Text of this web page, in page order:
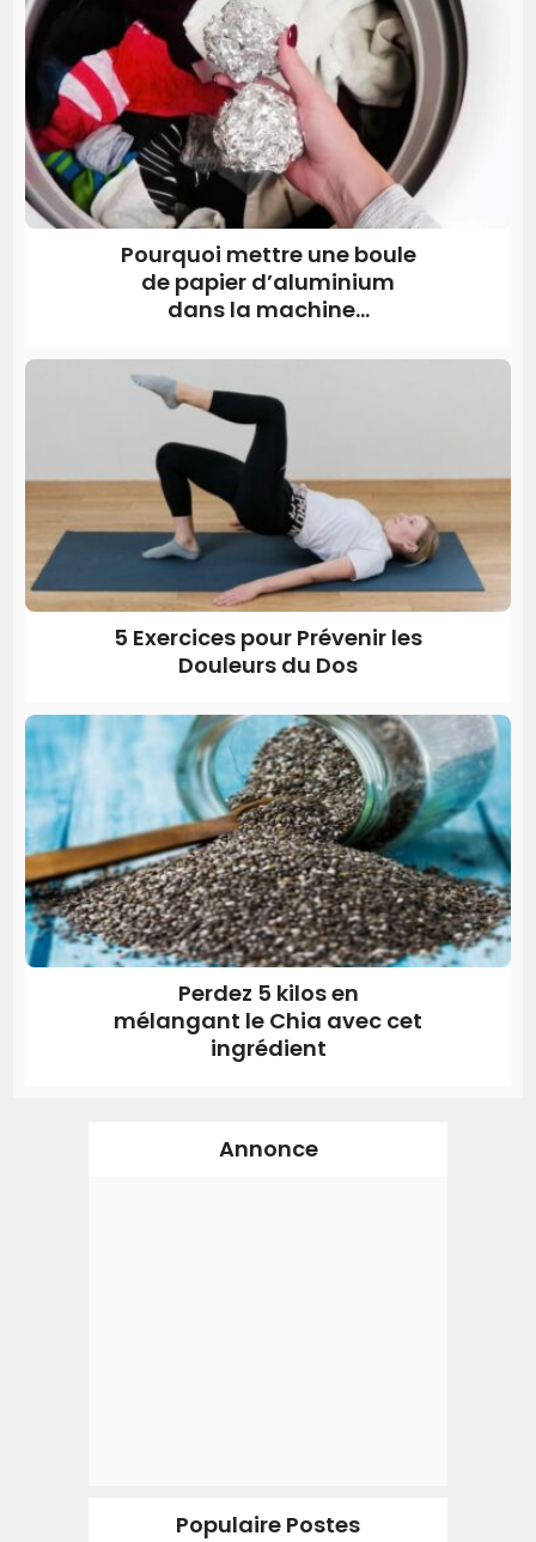
Pourquoi mettre une boule
de papier d’aluminium
dans la machine...
5 Exercices pour Prévenir les
Douleurs du Dos
Perdez 5 kilos en
mélangant le Chia avec cet
ingrédient
Annonce
Populaire Postes